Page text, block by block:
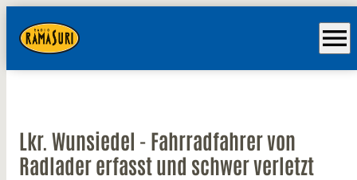
menu
Lkr. Wunsiedel - Fahrradfahrer von
Radlader erfasst und schwer verletzt